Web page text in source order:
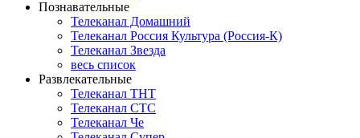
Познавательные
Телеканал Домашний
Телеканал Россия Культура (Россия-К)
Телеканал Звезда
весь список
Развлекательные
Телеканал ТНТ
Телеканал СТС
Телеканал Че